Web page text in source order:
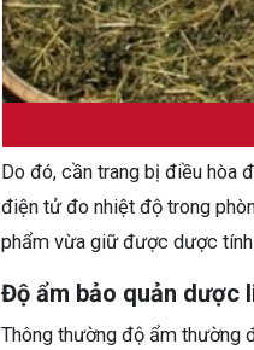
Do đó, cần trang bị điều hòa
điện tử đo nhiệt độ trong
phẩm vừa giữ được dược tính
Độ ẩm bảo quản dược
Thông thường độ ẩm thường